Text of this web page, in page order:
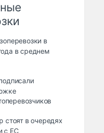
в
в среднем
стоят в очередях
с ЕС